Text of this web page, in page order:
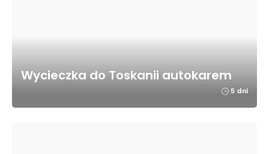
Wycieczka do Toskanii autokarem
5 dni